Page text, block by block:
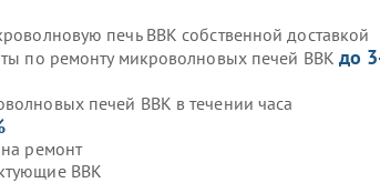
печь BBK собственной доставкой
по ремонту микроволновых печей BBK до
печей BBK в течении часа
ремонт
BBK